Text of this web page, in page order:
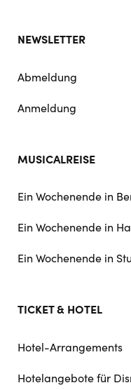
NEWSLETTER
Abmeldung
Anmeldung
MUSICALREISE
Ein Wochenende in
Ein Wochenende in
Ein Wochenende in
TICKET & HOTEL
Hotel-Arrangements
Hotelangebote für